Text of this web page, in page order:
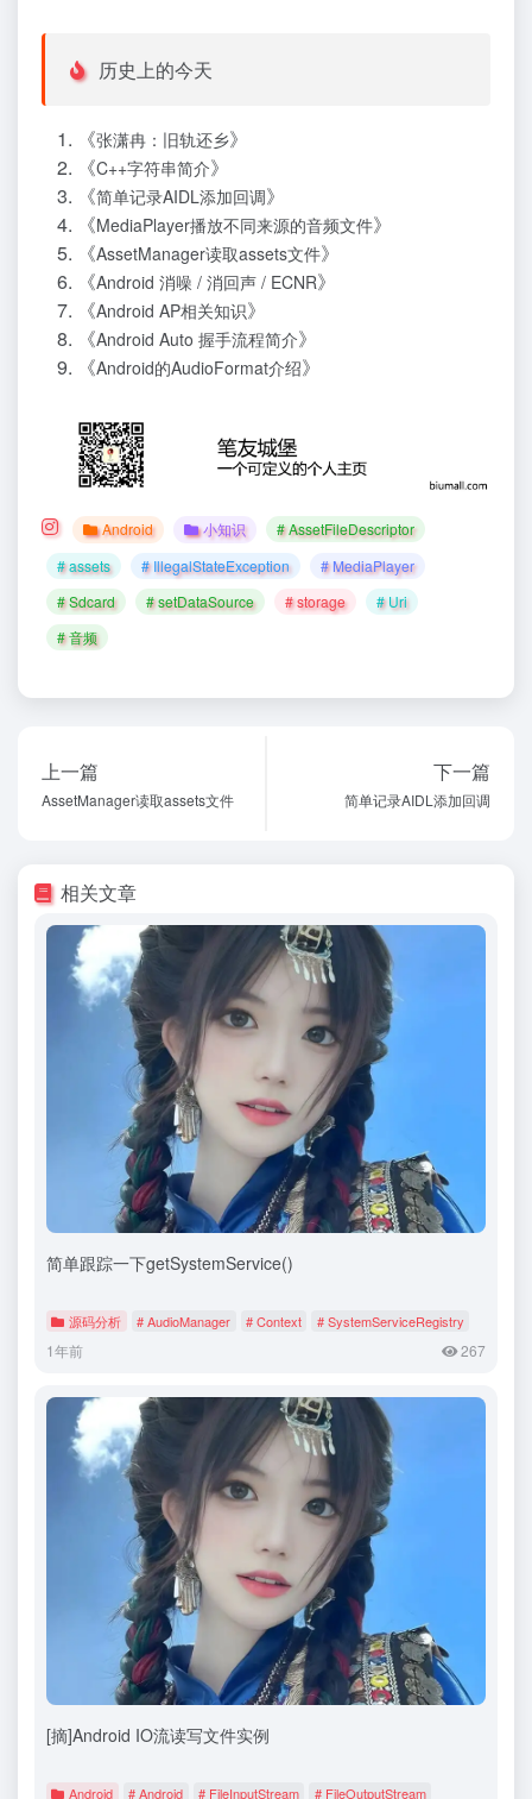
历史上的今天
《张潇冉：旧轨还乡》
《C++字符串简介》
《简单记录AIDL添加回调》
《MediaPlayer播放不同来源的音频文件》
《AssetManager读取assets文件》
《Android 消噪 / 消回声 / ECNR》
《Android AP相关知识》
《Android Auto 握手流程简介》
《Android的AudioFormat介绍》
Android 小知识
# AssetFileDescriptor
# assets
# IllegalStateException
# MediaPlayer
# Sdcard
# setDataSource # storage
# Uri
# 音频
上一篇
AssetManager读取assets文件
下一篇
简单记录AIDL添加回调
相关文章
简单跟踪一下getSystemService()
源码分析 # AudioManager # Context # SystemServiceRegistry
1年前 267
[摘]Android IO流读写文件实例
Android # Android # FileInputStream # FileOutputStream